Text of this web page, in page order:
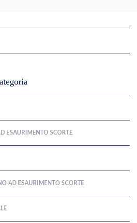
ESAURIMENTO SCORTE
AD ESAURIMENTO SCORTE